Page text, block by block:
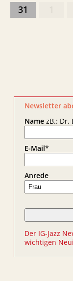
31
Newsletter
NamezB.: Dr.
E-Mail*
Anrede
Der IG-Jazz
wichtigen